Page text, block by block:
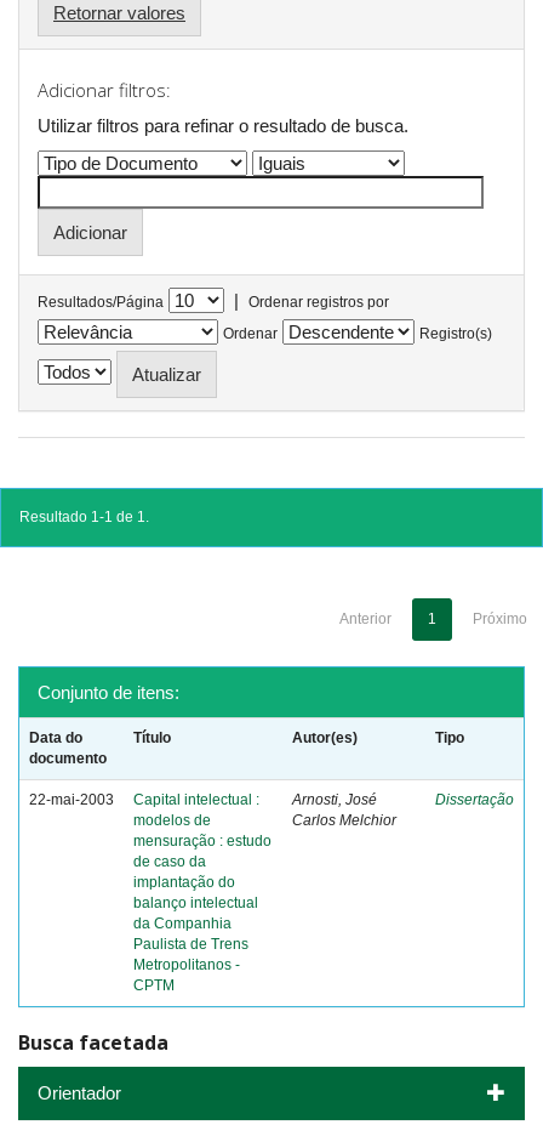
Retornar valores
Adicionar filtros:
Utilizar filtros para refinar o resultado de busca.
Resultados/Página |
Ordenar registros por
Ordenar
Registro(s)
Resultado 1-1 de 1.
Anterior 1 Próximo
Conjunto de itens:
Data do
documento
Título Autor(es) Tipo
22-mai-2003
Capital intelectual :
modelos de
mensuração : estudo
de caso da
implantação do
balanço intelectual
da Companhia
Paulista de Trens
Metropolitanos -
CPTM
Arnosti, José
Carlos Melchior
Dissertação
Busca facetada
Orientador